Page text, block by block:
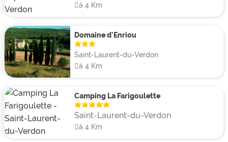
à 4 Km
Domaine d'Enriou
Saint-Laurent-du-Verdon
à 4 Km
Camping La Farigoulette
Saint-Laurent-du-Verdon
à 4 Km